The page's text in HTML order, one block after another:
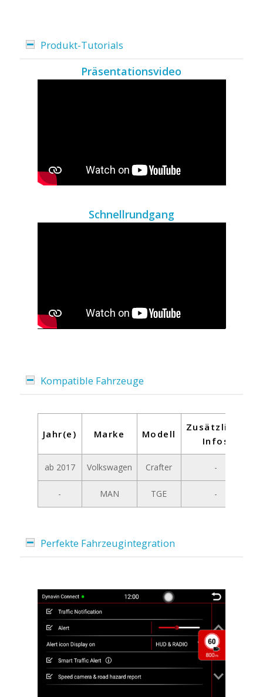
Produkt-Tutorials
Präsentationsvideo
Schnellrundgang
Kompatible Fahrzeuge
Jahr(e) Marke Modell
Zusätzliche
Infos
ab 2017 Volkswagen Crafter -
- MAN TGE -
Perfekte Fahrzeugintegration